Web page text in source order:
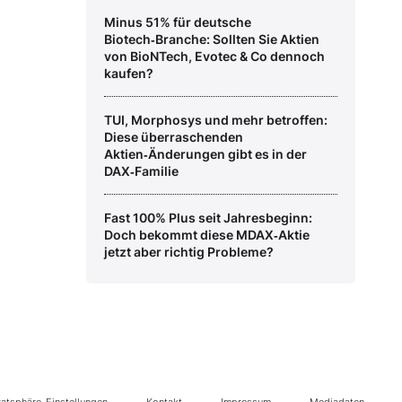
Minus 51% für deutsche
Biotech‑Branche: Sollten Sie Aktien
von BioNTech, Evotec & Co dennoch
kaufen?
TUI, Morphosys und mehr betroffen:
Diese überraschenden
Aktien‑Änderungen gibt es in der
DAX‑Familie
Fast 100% Plus seit Jahresbeginn:
Doch bekommt diese MDAX‑Aktie
jetzt aber richtig Probleme?